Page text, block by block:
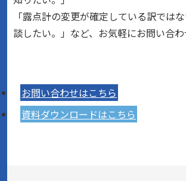
「露点計の変更が確定している訳では
談したい。」など、お気軽にお問い合わ
お問い合わせはこちら
資料ダウンロードはこちら